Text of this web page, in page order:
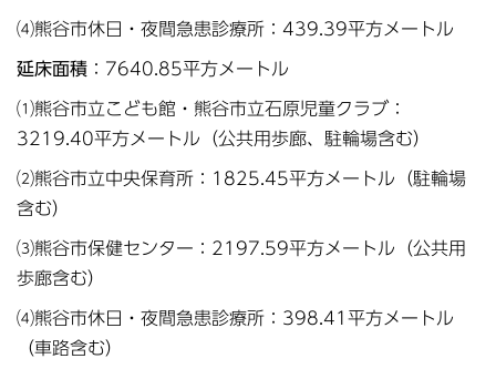
⑷熊谷市休日・夜間急患診療所：439.39平方メートル
延床面積 ：7640.85平方メートル
⑴熊谷市立こども館・熊谷市立石原児童クラブ：
3219.40平方メートル（公共用歩廊、駐輪場含む）
⑵熊谷市立中央保育所：1825.45平方メートル（駐輪場
含む）
⑶熊谷市保健センター：2197.59平方メートル（公共用
歩廊含む）
⑷熊谷市休日・夜間急患診療所：398.41平方メートル
（車路含む）